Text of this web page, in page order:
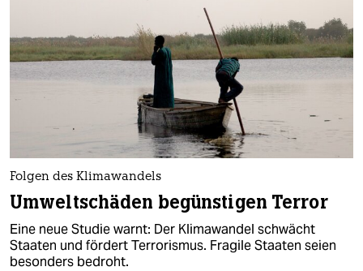
Folgen des Klimawandels
Umweltschäden begünstigen Terror
Eine neue Studie warnt: Der Klimawandel schwächt
Staaten und fördert Terrorismus. Fragile Staaten seien
besonders bedroht.